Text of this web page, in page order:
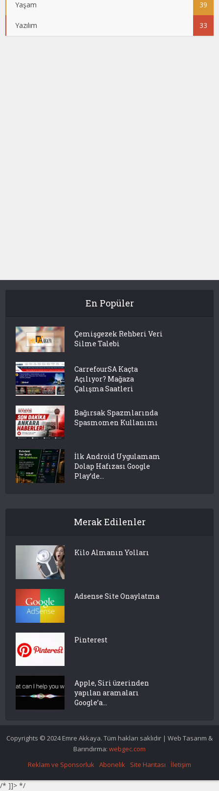
Yaşam 39
Yazılım 33
En Popüler
Çemişgezek Rehberi Veri
Silme Talebi
CarrefourSA Kaçta
Açılıyor? Mağaza
Çalışma Saatleri
Bağırsak Spazmlarında
Spasmomen Kullanımı
İlk Android Uygulamam
Dolap Hafızası Google
Play’de...
Merak Edilenler
Kilo Almanın Yolları
Adsense Site Onaylatma
Pinterest
Apple, Siri üzerinden
yapılan aramaları
Google’a...
Copyrights © 2024 Emre Akkaya. Tüm hakları saklıdır | Web Tasarım &
Barındırma: webgec.com
Reklam ve Sponsorluk Abonelik Site Haritası İletişim
/* ]]> */